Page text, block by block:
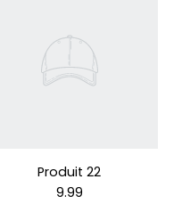
Produit 22
9.99